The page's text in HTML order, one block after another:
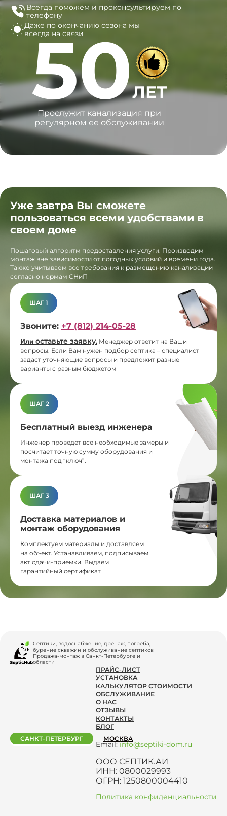
Всегда поможем и проконсультируем по
телефону
Даже по окончанию сезона мы
всегда на связи
50ЛЕТ
Прослужит канализация при
регулярном ее обслуживании
Уже завтра Вы сможете
пользоваться всеми удобствами в
своем доме
Пошаговый алгоритм предоставления услуги. Производим
монтаж вне зависимости от погодных условий и времени года.
Также учитываем все требования к размещению канализации
согласно нормам СНиП
ШАГ 1
Звоните: +7 (812) 214-05-28
Или оставьте заявку. Менеджер ответит на Ваши
вопросы. Если Вам нужен подбор септика – специалист
задаст уточняющие вопросы и предложит разные
варианты с разным бюджетом
ШАГ 2
Бесплатный выезд инженера
Инженер проведет все необходимые замеры и
посчитает точную сумму оборудования и
монтажа под “ключ”.
ШАГ 3
Доставка материалов и
монтаж оборудования
Комплектуем материалы и доставляем
на объект. Устанавливаем, подписываем
акт сдачи-приемки. Выдаем
гарантийный сертификат
Септики, водоснабжение, дренаж, погреба,
бурение скважин и обслуживание септиков
Продажа-монтаж в Санкт-Петербурге и
области
ПРАЙС-ЛИСТ
УСТАНОВКА
КАЛЬКУЛЯТОР СТОИМОСТИ
ОБСЛУЖИВАНИЕ
О НАС
ОТЗЫВЫ
КОНТАКТЫ
БЛОГ
Email:info@septiki-dom.ru
ООО СЕПТИК.АИ
ИНН: 0800029993
ОГРН: 1250800004410
Политика конфиденциальности
САНКТ-ПЕТЕРБУРГ МОСКВА